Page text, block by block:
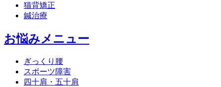
猫背矯正
鍼治療
お悩みメニュー
ぎっくり腰
スポーツ障害
四十肩・五十肩